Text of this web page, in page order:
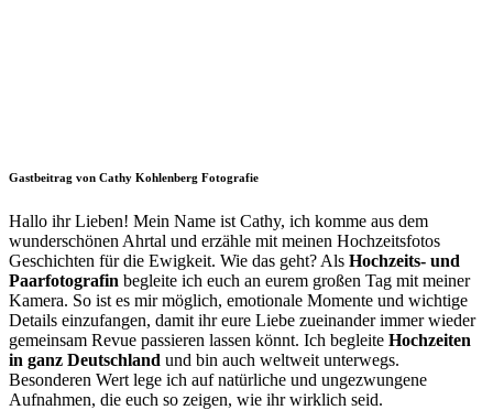
Gastbeitrag von Cathy Kohlenberg Fotografie
Hallo ihr Lieben! Mein Name ist Cathy, ich komme aus dem
wunderschönen Ahrtal und erzähle mit meinen Hochzeitsfotos
Geschichten für die Ewigkeit. Wie das geht? Als Hochzeits- und
Paarfotografin begleite ich euch an eurem großen Tag mit meiner
Kamera. So ist es mir möglich, emotionale Momente und wichtige
Details einzufangen, damit ihr eure Liebe zueinander immer wieder
gemeinsam Revue passieren lassen könnt. Ich begleite Hochzeiten
in ganz Deutschland und bin auch weltweit unterwegs.
Besonderen Wert lege ich auf natürliche und ungezwungene
Aufnahmen, die euch so zeigen, wie ihr wirklich seid.